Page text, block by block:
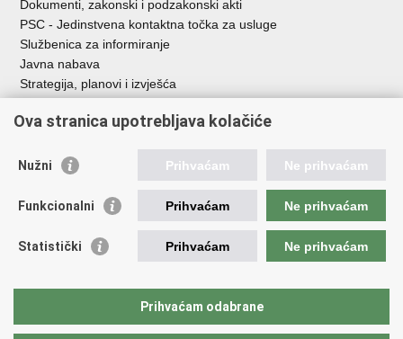
Dokumenti, zakonski i podzakonski akti
PSC - Jedinstvena kontaktna točka za usluge
Službenica za informiranje
Javna nabava
Strategija, planovi i izvješća
Korisne poveznice
Vlada RH
ASOO
CARNET
Ova stranica upotrebljava kolačiće
Nužni Prihvaćam Ne prihvaćam
Funkcionalni Prihvaćam Ne prihvaćam
Statistički Prihvaćam Ne prihvaćam
Prihvaćam odabrane